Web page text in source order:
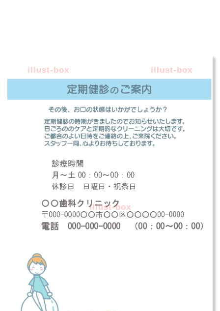
illust-box
illust-box illust-box